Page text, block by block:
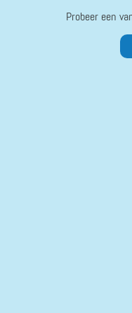
Probeer een